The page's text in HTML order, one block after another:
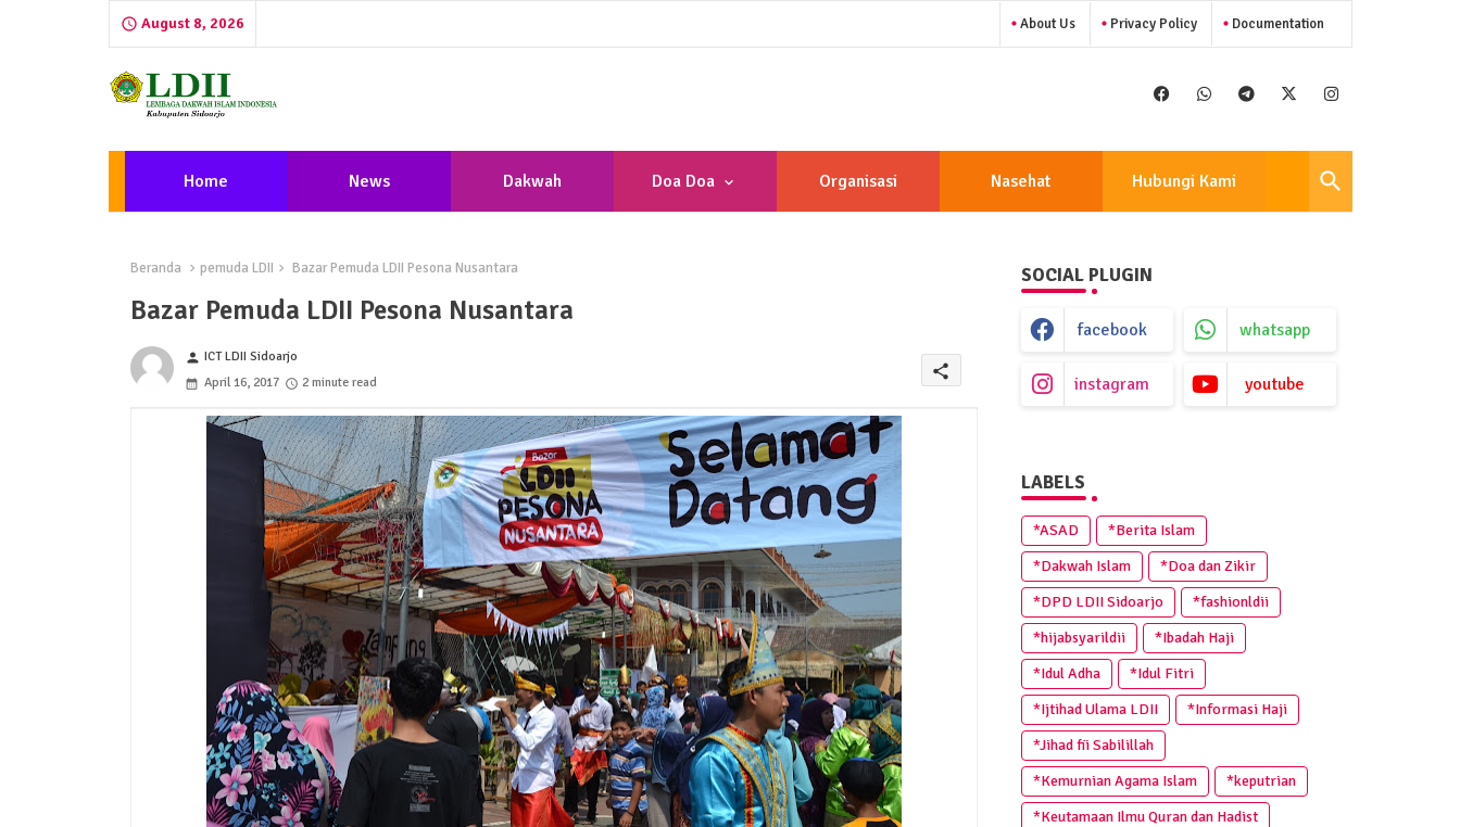
August 8, 2026 About Us Privacy Policy Documentation
Home News Dakwah Doa Doa Organisasi Nasehat Hubungi Kami
Beranda pemuda LDII Bazar Pemuda LDII Pesona Nusantara
Bazar Pemuda LDII Pesona Nusantara
person ICT LDII Sidoarjo
April 16, 2017
2 minute read
share
SOCIAL PLUGIN
facebook whatsapp
instagram youtube
LABELS
*ASAD
*Berita Islam
*Dakwah Islam
*Doa dan Zikir
*DPD LDII Sidoarjo
*fashionldii
*hijabsyarildii
*Ibadah Haji
*Idul Adha
*Idul Fitri
*Ijtihad Ulama LDII
*Informasi Haji
*Jihad fii Sabilillah
*Kemurnian Agama Islam
*keputrian
*Keutamaan Ilmu Quran dan Hadist